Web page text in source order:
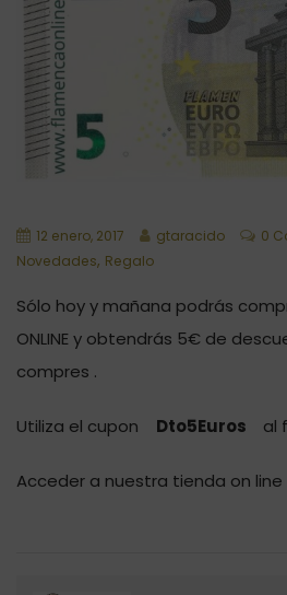
12 enero, 2017 gtaracido 0
Novedades, Regalo
Sólo hoy y mañana podrás
ONLINE y obtendrás 5€ de
compres .
Utiliza el cupon Dto5Euros al
Acceder a nuestra tienda on line